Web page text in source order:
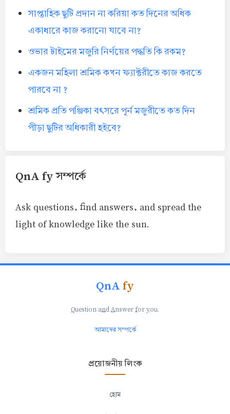
সাপ্তাহিক ছুটি প্রদান না করিয়া কত দিনের অধিক
একাধারে কাজ করানো যাবে না?
ওভার টাইমের মজুরি নির্ণয়ের পদ্ধতি কি রকম?
একজন মহিলা শ্রমিক কখন ফ্যাক্টরীতে কাজ করতে
পারবে না ?
শ্রমিক প্রতি পঞ্জিকা বৎসরে পূর্ন মজুরীতে কত দিন
পীড়া ছুটির অধিকারী হইবে?
QnA fy সম্পর্কে
Ask questions, find answers, and spread the
light of knowledge like the sun.
QnAfy
Question andAnswer foryou.
আমাদের সম্পর্কে
প্রয়োজনীয় লিংক
হোম